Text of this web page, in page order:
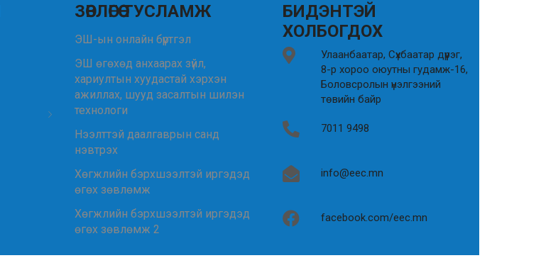
ЗӨВЛӨГӨӨ ТУСЛАМЖ
ЭШ-ын онлайн бүртгэл
ЭШ өгөхөд анхаарах зүйл,
хариултын хуудастай хэрхэн
ажиллах, шууд засалтын шилэн
технологи
Нээлттэй даалгаврын санд
нэвтрэх
Хөгжлийн бэрхшээлтэй иргэдэд
өгөх зөвлөмж
Хөгжлийн бэрхшээлтэй иргэдэд
өгөх зөвлөмж 2
БИДЭНТЭЙ
ХОЛБОГДОХ
Улаанбаатар, Сүхбаатар дүүрэг,
8-р хороо оюутны гудамж-16,
Боловсролын үнэлгээний
төвийн байр
7011 9498
info@eec.mn
facebook.com/eec.mn